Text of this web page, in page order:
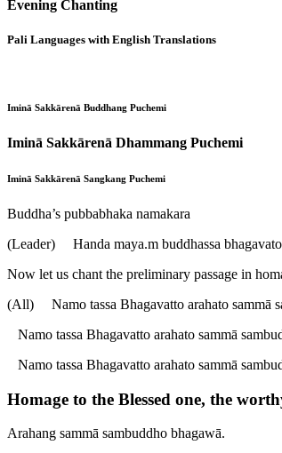
Evening Chanting
Pali Languages with English Translations
Iminā Sakkārenā Buddhang Puchemi
Iminā Sakkārenā Dhammang Puchemi
Iminā Sakkārenā Sangkang Puchemi
Buddha’s pubbabhaka namakara
(Leader) Handa maya.m buddhassa bhagavato
Now let us chant the preliminary passage in
(All)
Namo tassa Bhagavatto arahato sammā
Namo tassa Bhagavatto arahato sammā
Namo tassa Bhagavatto arahato sammā
Homage to the Blessed one, the
Arahang sammā sambuddho bhagawā.